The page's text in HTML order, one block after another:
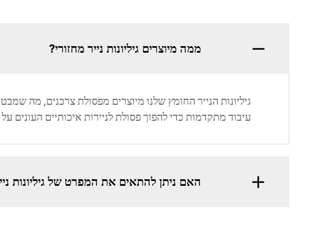
ממה מיוצרים גיליונות נייר מחזורי?
גיליונות הנייר החומץ שלנו מיוצרים מפסולת צרכנים, מה
עיבוד מתקדמות כדי להפוך פסולת לניירות איכותיים העונים
האם ניתן להתאים את המפרט של גיליונות